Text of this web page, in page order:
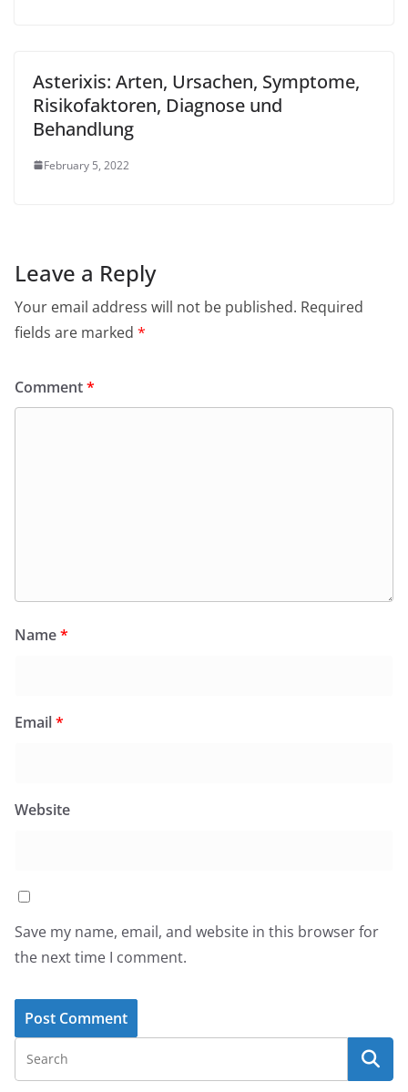
Asterixis: Arten, Ursachen, Symptome,
Risikofaktoren, Diagnose und
Behandlung
February 5, 2022
Leave a Reply
Your email address will not be published. Required
fields are marked *
Comment*
Name*
Email*
Website
Save my name, email, and website in this browser for
the next time I comment.